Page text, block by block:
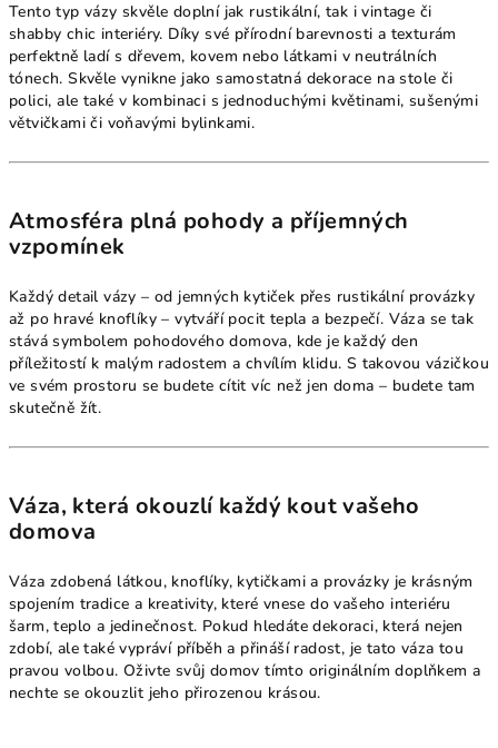
Tento typ vázy skvěle doplní jak rustikální, tak i vintage či
shabby chic interiéry. Díky své přírodní barevnosti a texturám
perfektně ladí s dřevem, kovem nebo látkami v neutrálních
tónech. Skvěle vynikne jako samostatná dekorace na stole či
polici, ale také v kombinaci s jednoduchými květinami, sušenými
větvičkami či voňavými bylinkami.
Atmosféra plná pohody a příjemných
vzpomínek
Každý detail vázy – od jemných kytiček přes rustikální provázky
až po hravé knoflíky – vytváří pocit tepla a bezpečí. Váza se tak
stává symbolem pohodového domova, kde je každý den
příležitostí k malým radostem a chvílím klidu. S takovou vázičkou
ve svém prostoru se budete cítit víc než jen doma – budete tam
skutečně žít.
Váza, která okouzlí každý kout vašeho
domova
Váza zdobená látkou, knoflíky, kytičkami a provázky je krásným
spojením tradice a kreativity, které vnese do vašeho interiéru
šarm, teplo a jedinečnost. Pokud hledáte dekoraci, která nejen
zdobí, ale také vypráví příběh a přináší radost, je tato váza tou
pravou volbou. Oživte svůj domov tímto originálním doplňkem a
nechte se okouzlit jeho přirozenou krásou.